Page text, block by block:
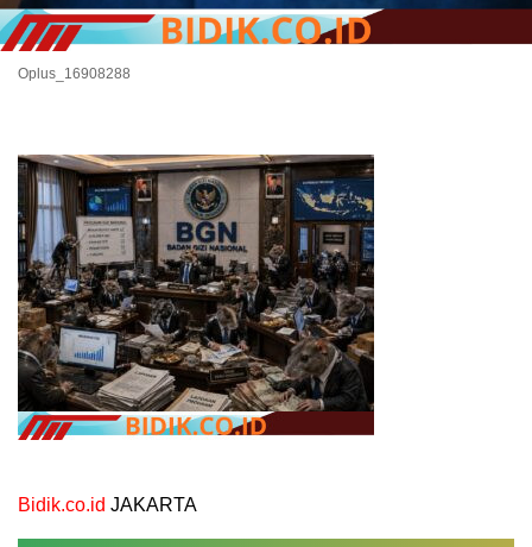
Oplus_16908288
Bidik.co.id JAKARTA